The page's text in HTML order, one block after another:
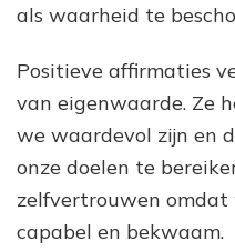
als waarheid te
Positieve affirmaties
van eigenwaarde. Ze
we waardevol zijn en
onze doelen te
zelfvertrouwen omdat
capabel en bekwaam.